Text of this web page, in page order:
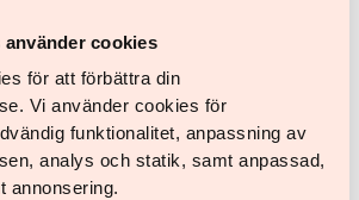
använder cookies
för att förbättra din
Vi använder cookies för
funktionalitet, anpassning av
analys och statik, samt anpassad,
annonsering.
obesitasmedicin går snabbt, och flera
moderna GLP-1-baserade läkemedel
viktnedgång och förbättrad
är behandlingen ofta långvarig
vilket innebär betydande kostnader